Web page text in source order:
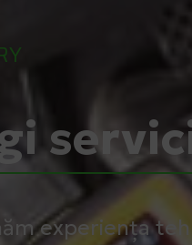
experiența